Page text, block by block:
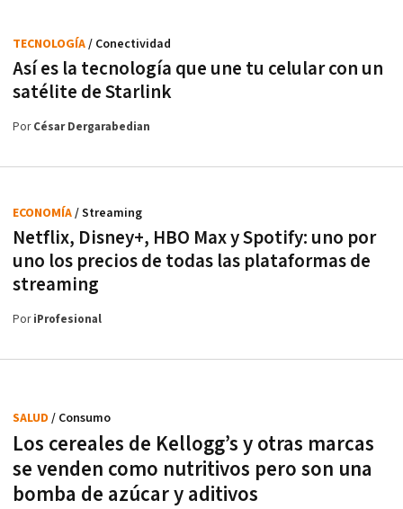
Así es la tecnología que une tu celular con un
satélite de Starlink
TECNOLOGÍA/ Conectividad
PorCésar Dergarabedian
Netflix, Disney+, HBO Max y Spotify: uno por
uno los precios de todas las plataformas de
streaming
ECONOMÍA/ Streaming
PoriProfesional
Los cereales de Kellogg’s y otras marcas
se venden como nutritivos pero son una
bomba de azúcar y aditivos
SALUD / Consumo